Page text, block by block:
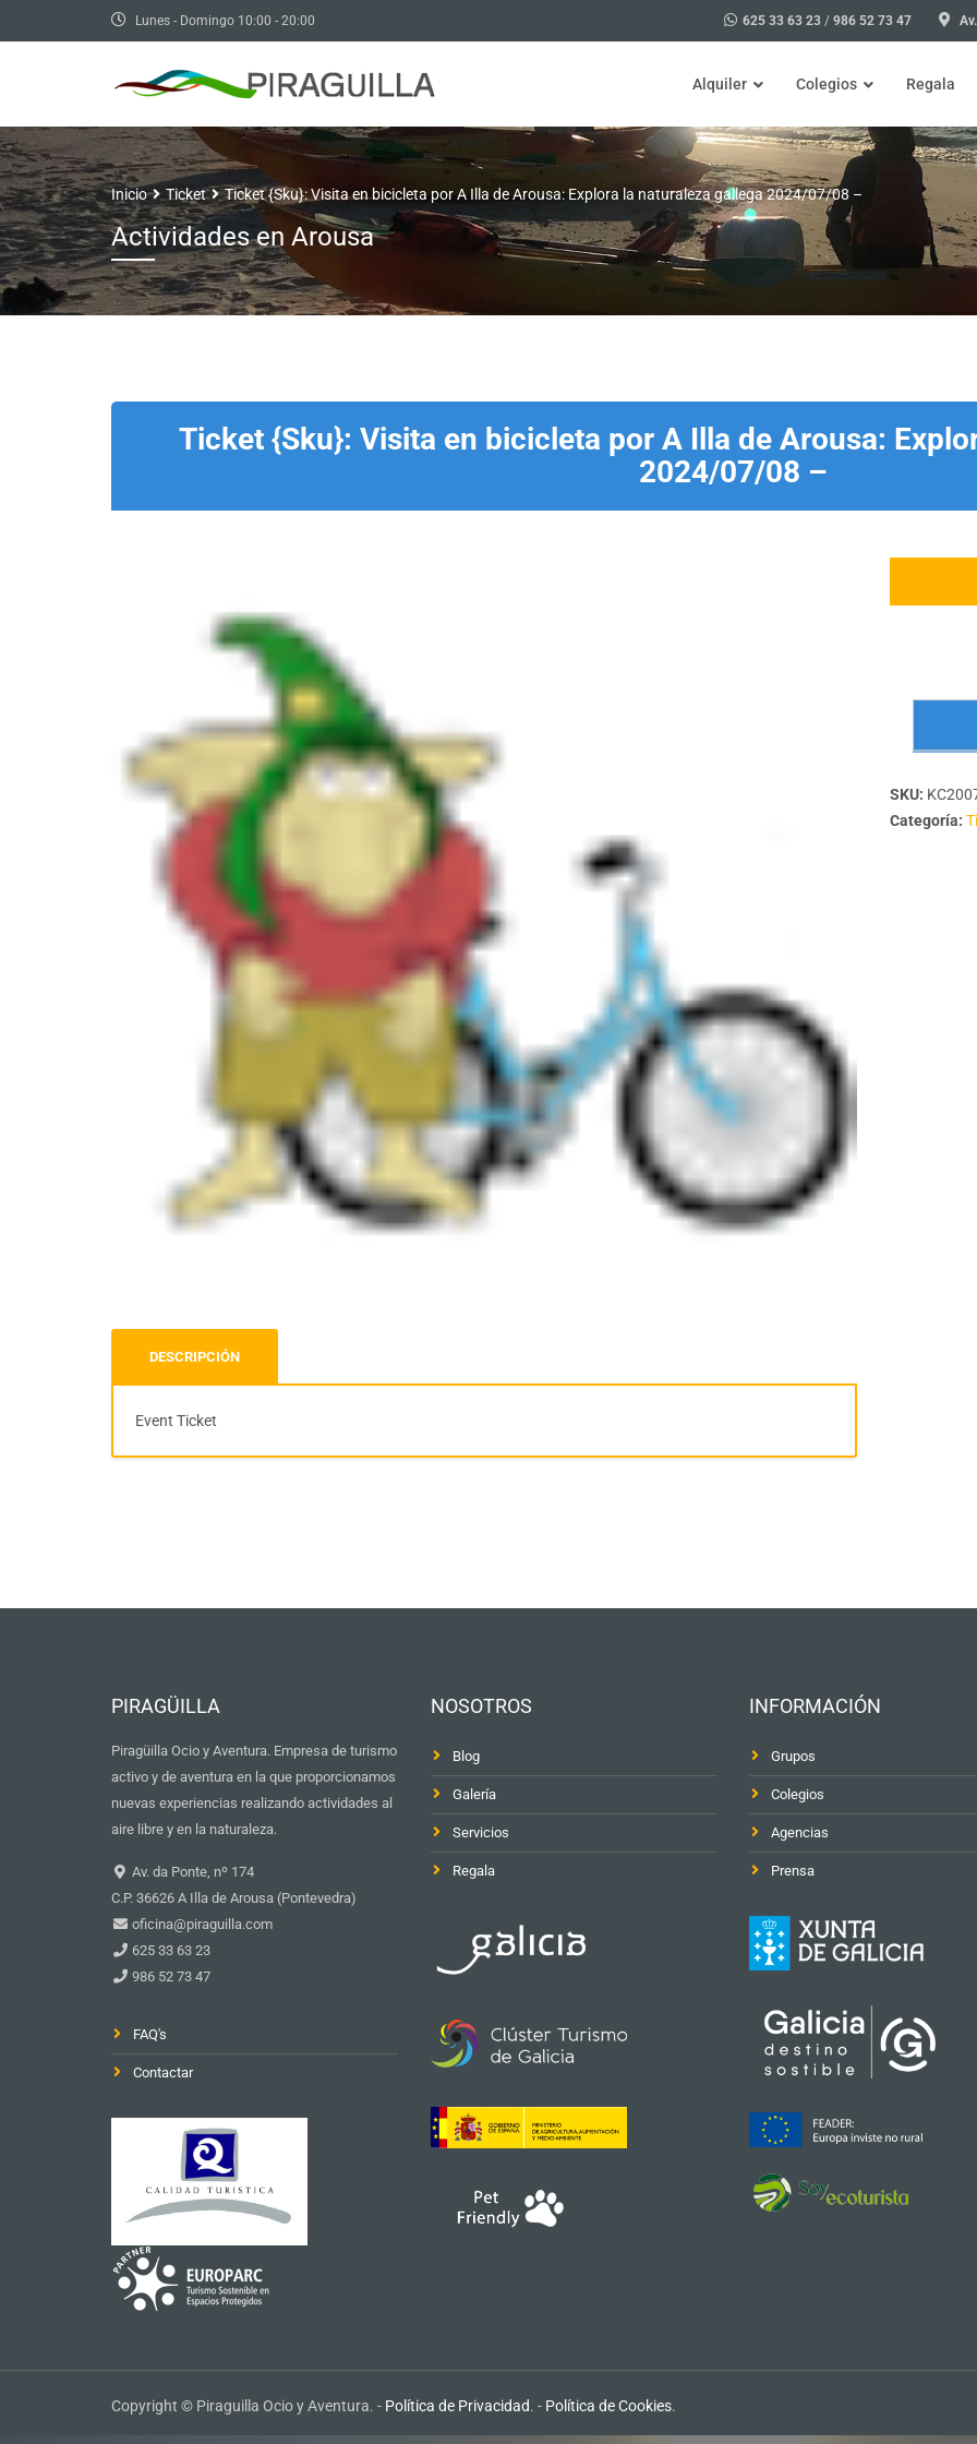
Lunes - Domingo 10:00 - 20:00 625 33 63 23 / 986 52 73 47
Alquiler Colegios
Bicicleta
Excursiones para colegios
Actividades para colegios
Visita en A Illa de Arousa,
Taller de marisqueo para
Taller de ciencia divertida
Descenso río Umia en kayak
Senderismo
Senderismo ruta da pedra e
Regala
Inicio Ticket Ticket {Sku}: Visita en bicicleta por A Illa de Arousa: Explora la naturaleza gallega 2024/07/08 –
Actividades en Arousa
Ticket {Sku}: Visita en bicicleta por A Illa de Arousa:
2024/07/08 –
DESCRIPCIÓN
Event Ticket
SKU:
Categoría:
PIRAGÜILLA
Piragüilla Ocio y Aventura. Empresa de turismo
activo y de aventura en la que proporcionamos
nuevas experiencias realizando actividades al
aire libre y en la naturaleza.
Av. da Ponte, nº 174
C.P. 36626 A Illa de Arousa (Pontevedra)
oficina@piraguilla.com
625 33 63 23
986 52 73 47
FAQ's
Contactar
NOSOTROS
Blog
Galería
Servicios
Regala
INFORMACIÓN
Grupos
Colegios
Agencias
Prensa
Copyright © Piraguilla Ocio y Aventura. - Política de Privacidad. - Política de Cookies.